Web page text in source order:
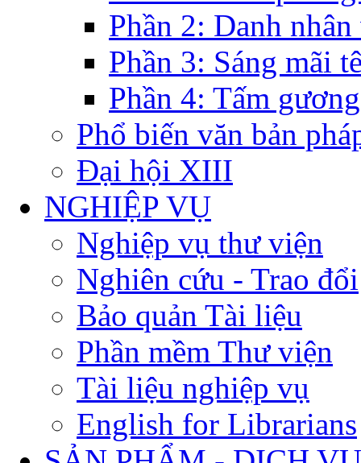
Phần 2: Danh nhân
Phần 3: Sáng mãi
Phần 4: Tấm
Phổ biến văn bản
Đại hội XIII
NGHIỆP VỤ
Nghiệp vụ thư viện
Nghiên cứu - Trao đổi
Bảo quản Tài liệu
Phần mềm Thư viện
Tài liệu nghiệp vụ
English for Librarians